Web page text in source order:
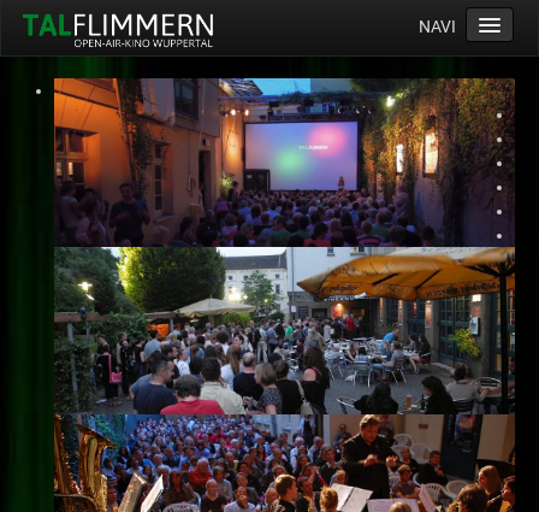
NAVI
Home
Programm
Service
Ticketinfos
Ort
Anreise
Wetter
Kinogutschein
Konzept
Archiv
Kontakt